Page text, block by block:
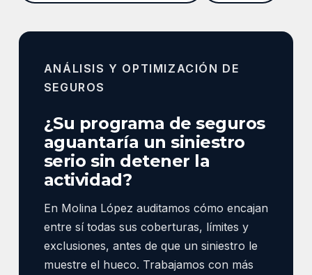
ANÁLISIS Y OPTIMIZACIÓN DE
SEGUROS
¿Su programa de seguros
aguantaría un siniestro
serio sin detener la
actividad?
En Molina López auditamos cómo encajan
entre sí todas sus coberturas, límites y
exclusiones, antes de que un siniestro le
muestre el hueco. Trabajamos con más